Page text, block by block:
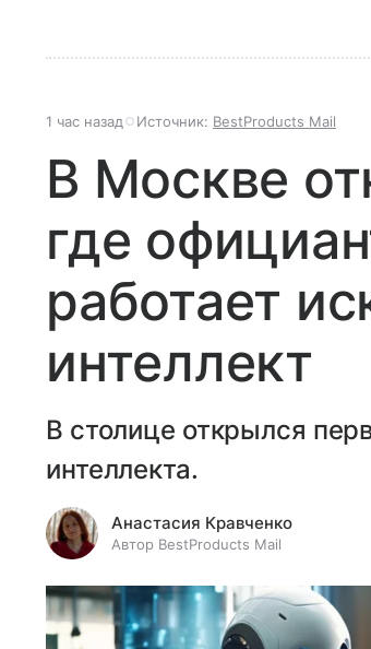
1 час назад Источник: BestProducts Mail
В Москве
где
работает
интеллект
В столице открылся
интеллекта.
Анастасия Кравченко
Автор BestProducts Mail